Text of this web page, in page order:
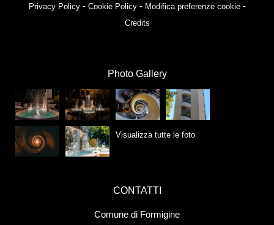
Privacy Policy- Cookie Policy- Modifica preferenze cookie-
Credits
Photo Gallery
Visualizza tutte le foto
CONTATTI
Comune di Formigine